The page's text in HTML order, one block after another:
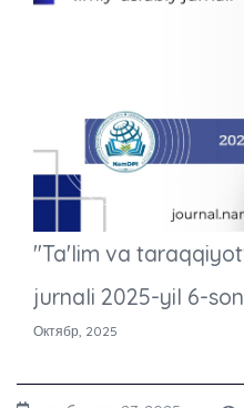
"Ta'lim va
jurnali 2025-yil 6-
Октябр, 2025